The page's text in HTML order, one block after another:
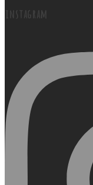
instagram